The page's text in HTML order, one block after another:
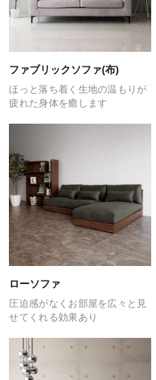
ファブリックソファ(布)
ほっと落ち着く生地の温もりが
疲れた身体を癒します
ローソファ
圧迫感がなくお部屋を広々と 見
せてくれる効果あり